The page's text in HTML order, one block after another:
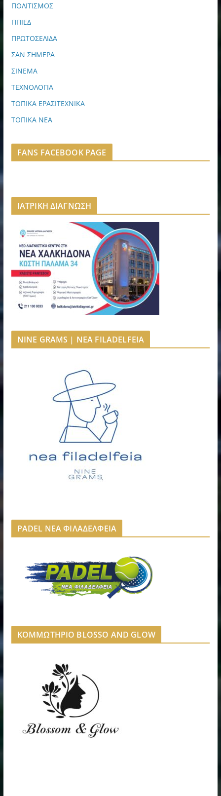
ΠΟΛΙΤΙΣΜΟΣ
ΠΠΙΕΔ
ΠΡΩΤΟΣΕΛΙΔΑ
ΣΑΝ ΣΗΜΕΡΑ
ΣΙΝΕΜΑ
ΤΕΧΝΟΛΟΓΙΑ
ΤΟΠΙΚΑ ΕΡΑΣΙΤΕΧΝΙΚΑ
ΤΟΠΙΚΑ ΝΕΑ
FANS FACEBOOK PAGE
ΙΑΤΡΙΚΗ ΔΙΑΓΝΩΣΗ
NINE GRAMS | NEA FILADELFEIA
PADEL ΝΕΑ ΦΙΛΑΔΕΛΦΕΙΑ
ΚΟΜΜΩΤΗΡΙΟ BLOSSO AND GLOW